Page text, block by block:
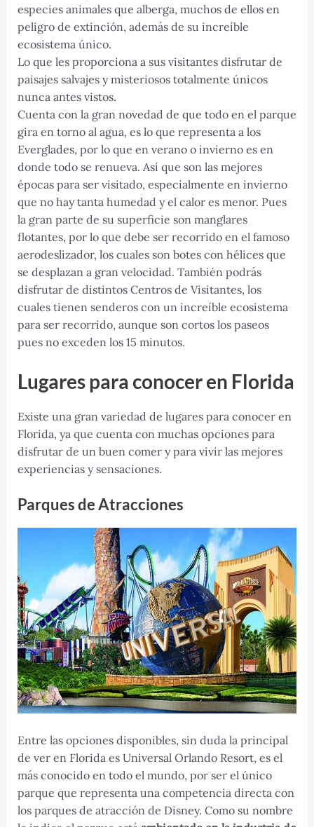
especies animales que alberga, muchos de ellos en
peligro de extinción, además de su increíble
ecosistema único.
Lo que les proporciona a sus visitantes disfrutar de
paisajes salvajes y misteriosos totalmente únicos
nunca antes vistos.
Cuenta con la gran novedad de que todo en el parque
gira en torno al agua, es lo que representa a los
Everglades, por lo que en verano o invierno es en
donde todo se renueva. Así que son las mejores
épocas para ser visitado, especialmente en invierno
que no hay tanta humedad y el calor es menor. Pues
la gran parte de su superficie son manglares
flotantes, por lo que debe ser recorrido en el famoso
aerodeslizador, los cuales son botes con hélices que
se desplazan a gran velocidad. También podrás
disfrutar de distintos Centros de Visitantes, los
cuales tienen senderos con un increíble ecosistema
para ser recorrido, aunque son cortos los paseos
pues no exceden los 15 minutos.
Lugares para conocer en Florida
Existe una gran variedad de lugares para conocer en
Florida, ya que cuenta con muchas opciones para
disfrutar de un buen comer y para vivir las mejores
experiencias y sensaciones.
Parques de Atracciones
Entre las opciones disponibles, sin duda la principal
de ver en Florida es Universal Orlando Resort, es el
más conocido en todo el mundo, por ser el único
parque que representa una competencia directa con
los parques de atracción de Disney. Como su nombre